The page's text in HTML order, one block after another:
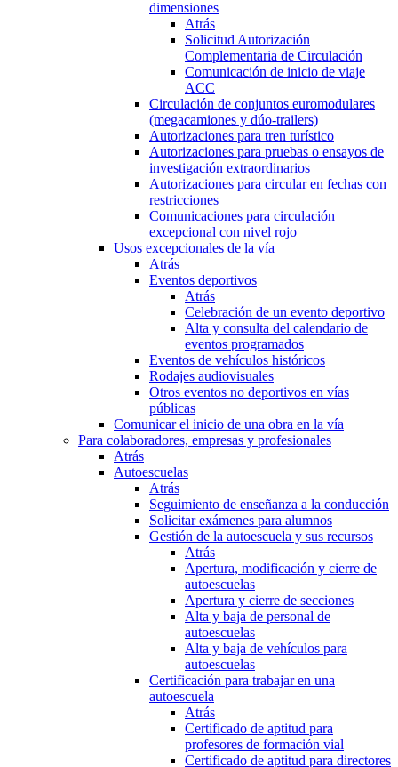
dimensiones
Atrás
Solicitud Autorización
Complementaria de Circulación
Comunicación de inicio de viaje
ACC
Circulación de conjuntos euromodulares
(megacamiones y dúo-trailers)
Autorizaciones para tren turístico
Autorizaciones para pruebas o ensayos de
investigación extraordinarios
Autorizaciones para circular en fechas con
restricciones
Comunicaciones para circulación
excepcional con nivel rojo
Usos excepcionales de la vía
Atrás
Eventos deportivos
Atrás
Celebración de un evento deportivo
Alta y consulta del calendario de
eventos programados
Eventos de vehículos históricos
Rodajes audiovisuales
Otros eventos no deportivos en vías
públicas
Comunicar el inicio de una obra en la vía
Para colaboradores, empresas y profesionales
Atrás
Autoescuelas
Atrás
Seguimiento de enseñanza a la conducción
Solicitar exámenes para alumnos
Gestión de la autoescuela y sus recursos
Atrás
Apertura, modificación y cierre de
autoescuelas
Apertura y cierre de secciones
Alta y baja de personal de
autoescuelas
Alta y baja de vehículos para
autoescuelas
Certificación para trabajar en una
autoescuela
Atrás
Certificado de aptitud para
profesores de formación vial
Certificado de aptitud para directores